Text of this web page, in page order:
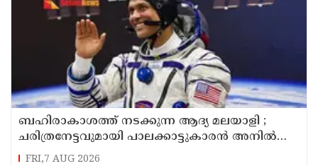
ബഹിരാകാശത്ത് നടക്കുന്ന ആദ്യ മലയാളി ;
ചരിത്രനേട്ടവുമായി പാലക്കാട്ടുകാരൻ അനിൽ
മേനോൻ
FRI,7 AUG 2026